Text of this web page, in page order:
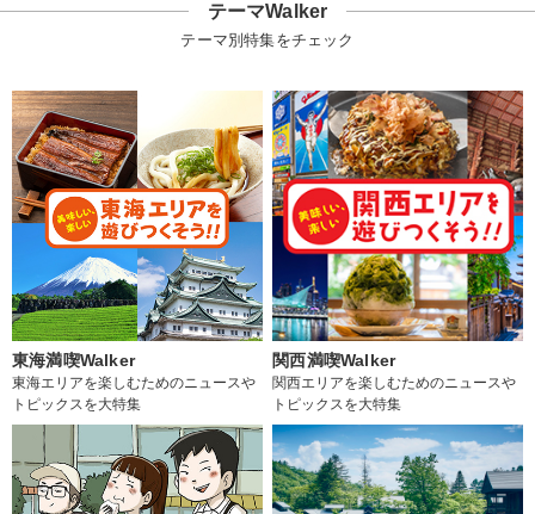
テーマWalker
テーマ別特集をチェック
東海満喫Walker
東海エリアを楽しむためのニュースや
トピックスを大特集
関西満喫Walker
関西エリアを楽しむためのニュースや
トピックスを大特集